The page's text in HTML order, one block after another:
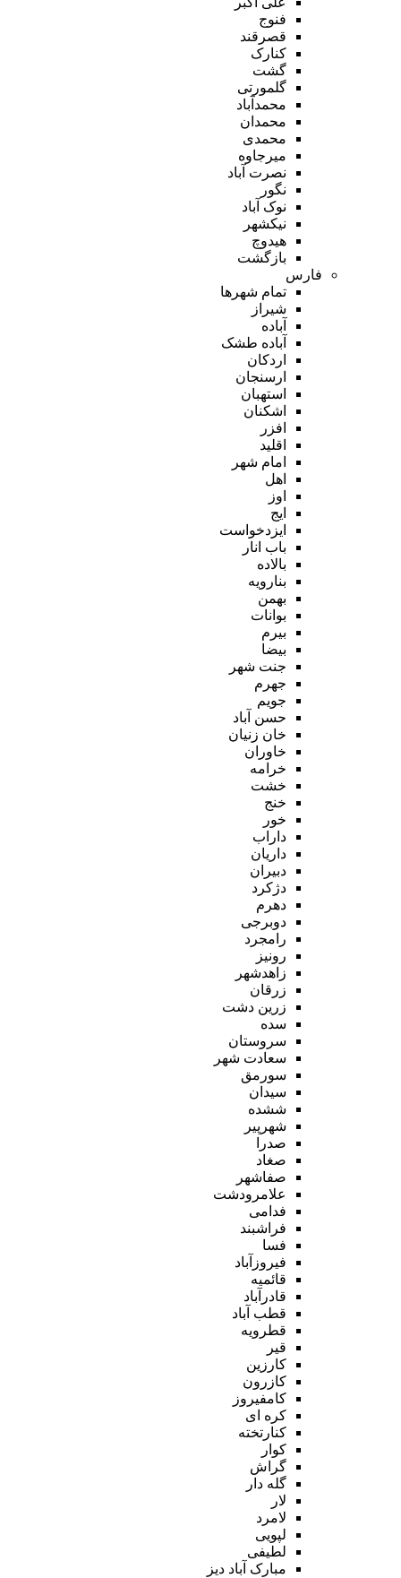
فنوج
قصرقند
کنارک
گشت
گلمورتی
محمدآباد
محمدان
محمدی
میرجاوه
نصرت آباد
نگور
نوک آباد
نیکشهر
هیدوچ
بازگشت
فارس
تمام شهر‌ها
شیراز
آباده
آباده طشک
اردکان
ارسنجان
استهبان
اشکنان
افزر
اقلید
امام شهر
اهل
اوز
ایج
ایزدخواست
باب انار
بالاده
بنارویه
بهمن
بوانات
بیرم
بیضا
جنت شهر
جهرم
جویم
حسن آباد
خان زنیان
خاوران
خرامه
خشت
خنج
خور
داراب
داریان
دبیران
دژکرد
دهرم
دوبرجی
رامجرد
رونیز
زاهدشهر
زرقان
زرین دشت
سده
سروستان
سعادت شهر
سورمق
سیدان
ششده
شهرپیر
صدرا
صغاد
صفاشهر
علامرودشت
فدامی
فراشبند
فسا
فیروزآباد
قائمیه
قادرآباد
قطب آباد
قطرویه
قیر
کارزین
کازرون
کامفیروز
کره ای
کنارتخته
کوار
گراش
گله دار
لار
لامرد
لپویی
لطیفی
مبارک آباد دیز